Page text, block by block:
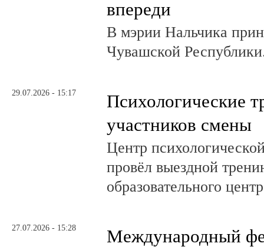
впереди
В мэрии Нальчика
Чувашской
29.07.2026 - 15:17
Психологические
участников смены
Центр
провёл выездной
образовательного
27.07.2026 - 15:28
Международный